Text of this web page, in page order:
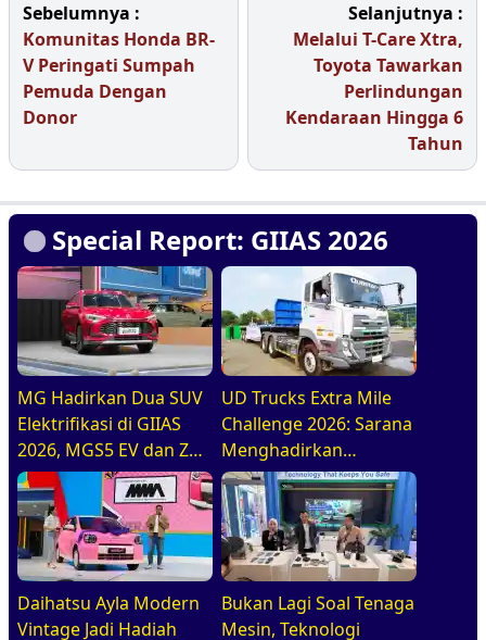
Sebelumnya :
Komunitas Honda BR-
V Peringati Sumpah
Pemuda Dengan
Donor
Selanjutnya :
Melalui T-Care Xtra,
Toyota Tawarkan
Perlindungan
Kendaraan Hingga 6
Tahun
Special Report: GIIAS 2026
MG Hadirkan Dua SUV
Elektrifikasi di GIIAS
2026, MGS5 EV dan ZS
Hybrid+
UD Trucks Extra Mile
Challenge 2026: Sarana
Menghadirkan
Pengemudi Truk Yang
Profesional
Daihatsu Ayla Modern
Vintage Jadi Hadiah
Bukan Lagi Soal Tenaga
Mesin, Teknologi